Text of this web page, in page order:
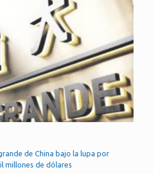
de China bajo la lupa por
millones de dólares